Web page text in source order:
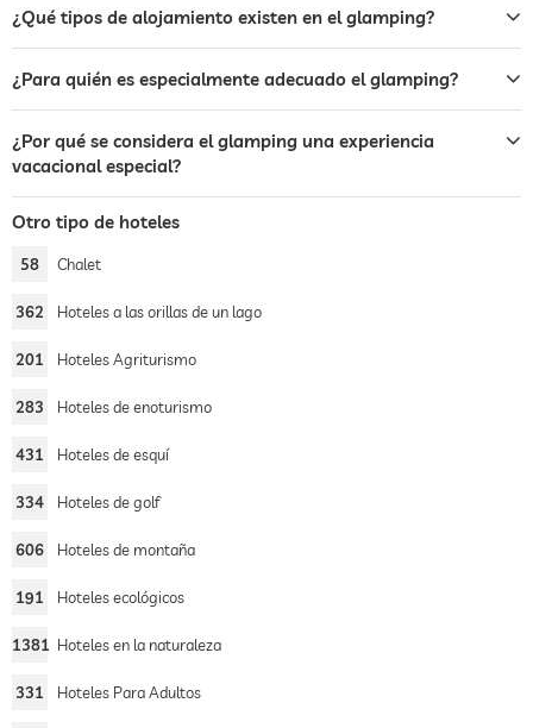
¿Qué tipos de alojamiento existen en el glamping?
¿Para quién es especialmente adecuado el glamping?
¿Por qué se considera el glamping una experiencia
vacacional especial?
Otro tipo de hoteles
58 Chalet
362 Hoteles a las orillas de un lago
201 Hoteles Agriturismo
283 Hoteles de enoturismo
431 Hoteles de esquí
334 Hoteles de golf
606 Hoteles de montaña
191 Hoteles ecológicos
1381 Hoteles en la naturaleza
331 Hoteles Para Adultos